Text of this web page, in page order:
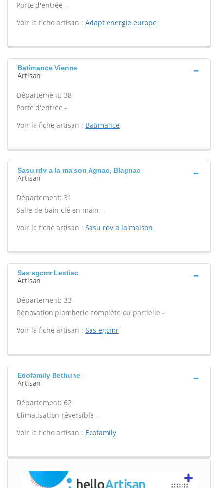
Porte d'entrée -
Voir la fiche artisan : Adapt energie europe
Batimance Vienne
Artisan
Département: 38
Porte d'entrée -
Voir la fiche artisan : Batimance
Sasu rdv a la maison Agnac, Blagnac
Artisan
Département: 31
Salle de bain clé en main -
Voir la fiche artisan : Sasu rdv a la maison
Sas egcmr Lestiac
Artisan
Département: 33
Rénovation plomberie complète ou partielle -
Voir la fiche artisan : Sas egcmr
Ecofamily Bethune
Artisan
Département: 62
Climatisation réversible -
Voir la fiche artisan : Ecofamily